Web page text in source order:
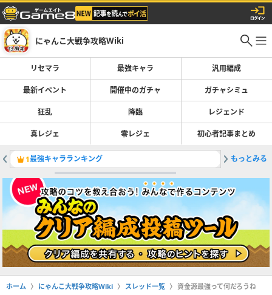
にゃんこ大戦争攻略Wiki
リセマラ 最強キャラ 汎用編成
最新イベント 開催中のガチャ ガチャシミュ
狂乱 降臨 レジェンド
真レジェ 零レジェ 初心者記事まとめ
1最強キャラランキング 2ガチャ
もっとみる
ホーム にゃんこ大戦争攻略Wiki スレッド一覧 資金源最強って何だろうね